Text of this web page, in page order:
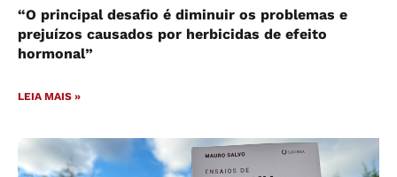
“O principal desafio é diminuir os problemas e
prejuízos causados por herbicidas de efeito
hormonal”
LEIA MAIS »